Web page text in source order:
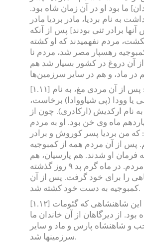
ما بود او در آن زمان شاه بود.
به نام بردیا، مادر بردیا مادر
برادر تنی بودند] پس از آنکه
مردم نفهمیدند که او کشته
رهسپار مصر شد، مردم نا
آن دروغ در کشور بسیار شد هم
[۱.۱۱] داریوش شاه گوید: پس از آن مردی مغ، به نام
یا وودا (پی شیاووادا) برخاست،
نام ارکدیش (ارکادری). چون از
ماه وی خن بود. او به مردم
که من بردیا پسر کوروش و برادر
پس از آن مردم همه از کمبوجیه
فرمان او شدند. هم پارسیان، هم
مادیان و هم سایر مردم. در ماه گرم پد ۹ روز گذشته
را برای خود گرفت. پس از آن
کمبوجیه به دست خود کشته شد.
[۱.۱۲] داریوش شاه گوید: این شاهنشاهی که گئومات
بود. از دیرگاهان از آن خاندان ما
و شاهنشاه پارس و ماد و سایر
سرزمینها شد.